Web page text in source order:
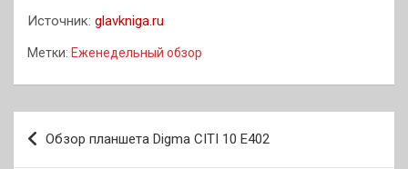
Источник: glavkniga.ru
Метки: Еженедельный обзор
Навигация
по
Обзор планшета Digma CITI 10 E402